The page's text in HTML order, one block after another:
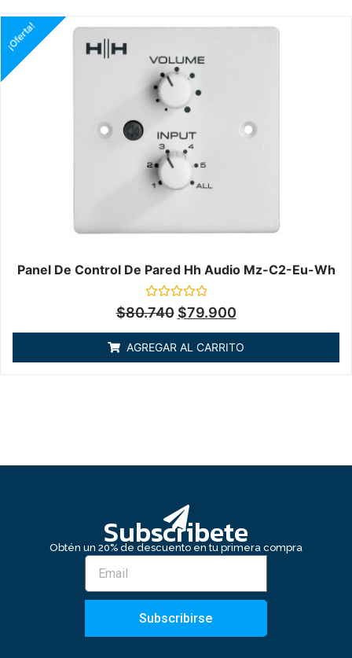
Panel De Control De Pared Hh Audio Mz-C2-Eu-Wh
Valorado
en
de
5
¡Oferta!
$80.740 $79.900
AGREGAR AL CARRITO
Subscribete
Obtén un 20% de descuento en tu primera compra
Subscribirse